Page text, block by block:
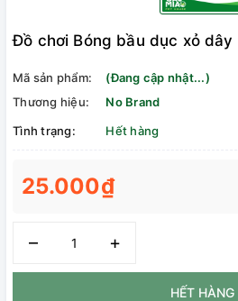
Đồ chơi Bóng bầu dục xỏ dây
Mã sản phẩm:
(Đang cập nhật...)
Thương hiệu:
No Brand
Tình trạng:
Hết hàng
25.000₫
– +
HẾT HÀNG